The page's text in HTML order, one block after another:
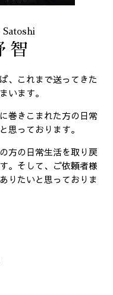
智
、これまで送ってきた
います。
巻きこまれた方の日常
思っております。
方の日常生活を取り戻
。そして、ご依頼者様
りたいと思っておりま